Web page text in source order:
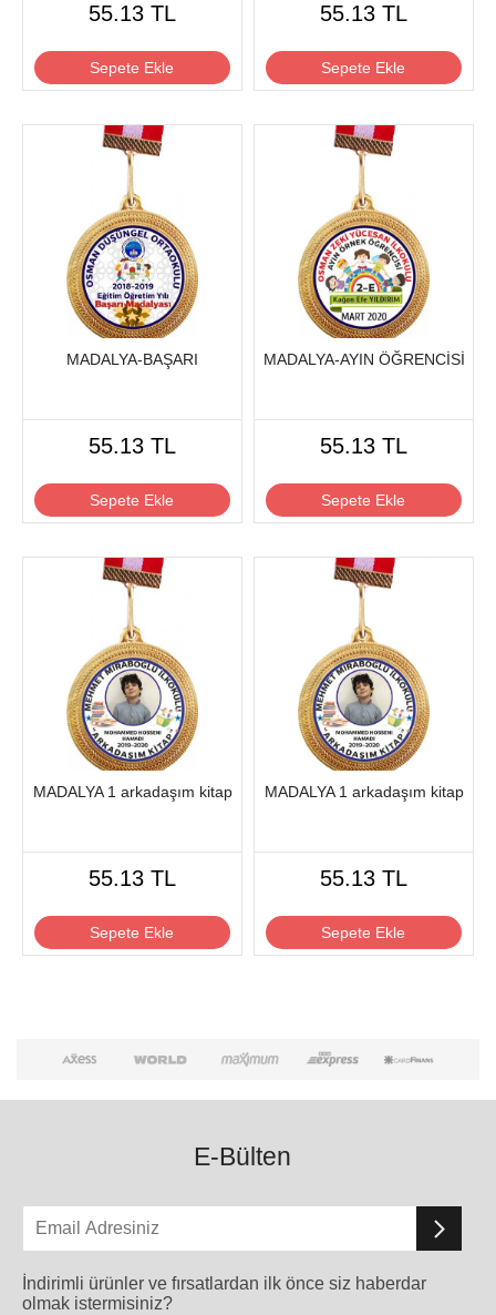
55.13 TL
Sepete Ekle
55.13 TL
Sepete Ekle
MADALYA-BAŞARI
55.13 TL
Sepete Ekle
MADALYA-AYIN ÖĞRENCİSİ
55.13 TL
Sepete Ekle
MADALYA 1 arkadaşım kitap
55.13 TL
Sepete Ekle
MADALYA 1 arkadaşım kitap
55.13 TL
Sepete Ekle
E-Bülten
İndirimli ürünler ve fırsatlardan ilk önce siz haberdar
olmak istermisiniz?